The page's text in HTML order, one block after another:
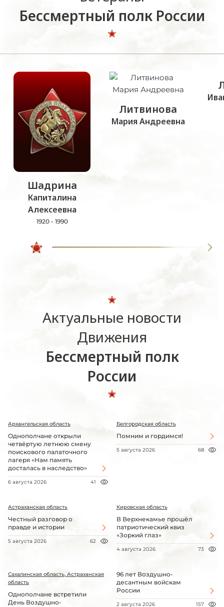
Бессмертный полк России
Шадрина
Капиталина
Алексеевна
1920 - 1990
Литвинова
Мария Андреевна
Актуальные новости
Движения
Бессмертный полк
России
Архангельская область
Однополчане открыли
четвёртую летнюю смену
поискового палаточного
лагеря «Нам память
досталась в наследство»
6 августа 2026 41
Белгородская область
Помним и гордимся!
5 августа 2026 68
Астраханская область
Честный разговор о
правде и истории
5 августа 2026 62
Кировская область
В Верхнекамье прошёл
патриотический квиз
«Зоркий глаз»
4 августа 2026 73
Сахалинская область, Астраханская
область
Однополчане встретили
День Воздушно-
96 лет Воздушно-
десантным войскам
России
2 августа 2026 157